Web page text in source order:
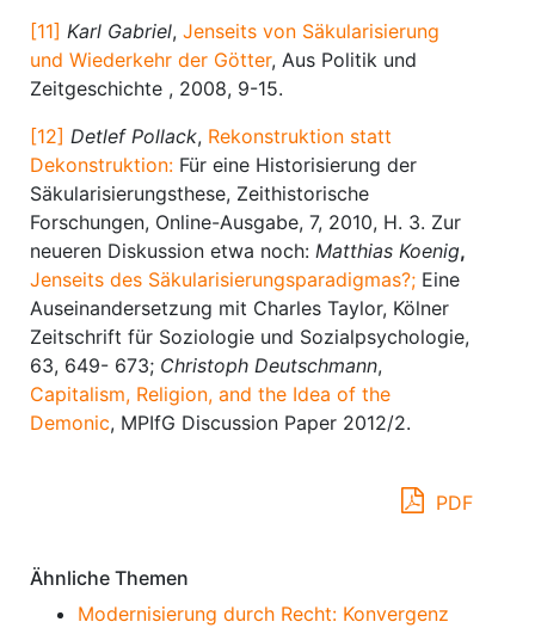
[11] Karl Gabriel, Jenseits von Säkularisierung
und Wiederkehr der Götter, Aus Politik und
Zeitgeschichte , 2008, 9-15.
[12] Detlef Pollack, Rekonstruktion statt
Dekonstruktion: Für eine Historisierung der
Säkularisierungsthese, Zeithistorische
Forschungen, Online-Ausgabe, 7, 2010, H. 3. Zur
neueren Diskussion etwa noch: Matthias Koenig,
Jenseits des Säkularisierungsparadigmas?; Eine
Auseinandersetzung mit Charles Taylor, Kölner
Zeitschrift für Soziologie und Sozialpsychologie,
63, 649- 673; Christoph Deutschmann,
Capitalism, Religion, and the Idea of the
Demonic, MPIfG Discussion Paper 2012/2.
PDF
Ähnliche Themen
Modernisierung durch Recht: Konvergenz